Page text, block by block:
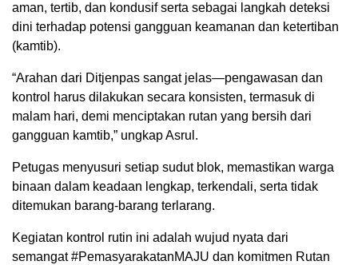
aman, tertib, dan kondusif serta sebagai langkah deteksi
dini terhadap potensi gangguan keamanan dan ketertiban
(kamtib).
“Arahan dari Ditjenpas sangat jelas—pengawasan dan
kontrol harus dilakukan secara konsisten, termasuk di
malam hari, demi menciptakan rutan yang bersih dari
gangguan kamtib,” ungkap Asrul.
Petugas menyusuri setiap sudut blok, memastikan warga
binaan dalam keadaan lengkap, terkendali, serta tidak
ditemukan barang-barang terlarang.
Kegiatan kontrol rutin ini adalah wujud nyata dari
semangat #PemasyarakatanMAJU dan komitmen Rutan